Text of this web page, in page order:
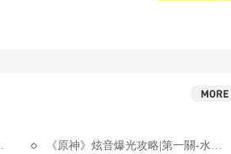
《原神》炫音爆光攻略|第一關-水與雷的湧動搖滾